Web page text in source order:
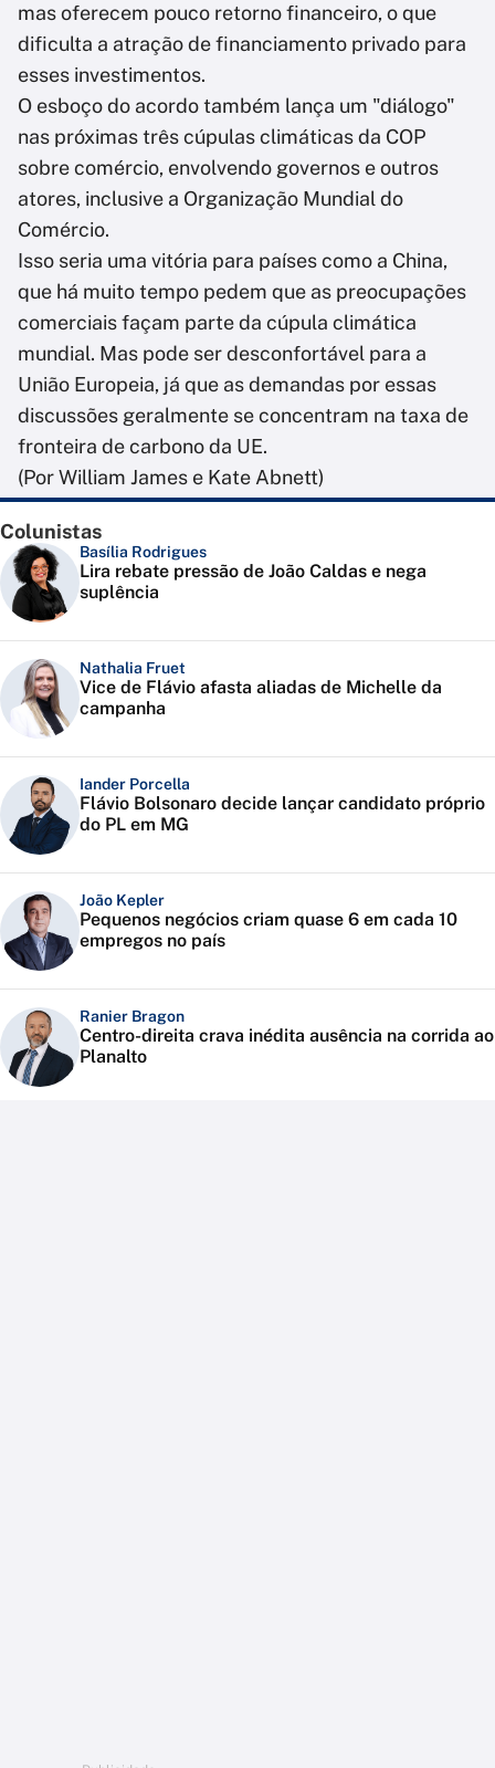
mas oferecem pouco retorno financeiro, o que
dificulta a atração de financiamento privado para
esses investimentos.
O esboço do acordo também lança um "diálogo"
nas próximas três cúpulas climáticas da COP
sobre comércio, envolvendo governos e outros
atores, inclusive a Organização Mundial do
Comércio.
Isso seria uma vitória para países como a China,
que há muito tempo pedem que as preocupações
comerciais façam parte da cúpula climática
mundial. Mas pode ser desconfortável para a
União Europeia, já que as demandas por essas
discussões geralmente se concentram na taxa de
fronteira de carbono da UE.
(Por William James e Kate Abnett)
Colunistas
Basília Rodrigues
Lira rebate pressão de João Caldas e nega
suplência
Nathalia Fruet
Vice de Flávio afasta aliadas de Michelle da
campanha
Iander Porcella
Flávio Bolsonaro decide lançar candidato próprio
do PL em MG
João Kepler
Pequenos negócios criam quase 6 em cada 10
empregos no país
Ranier Bragon
Centro-direita crava inédita ausência na corrida ao
Planalto